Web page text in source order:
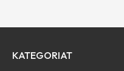
KATEGORIAT